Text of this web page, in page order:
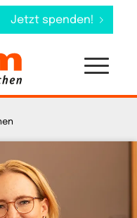
Jetzt spenden!